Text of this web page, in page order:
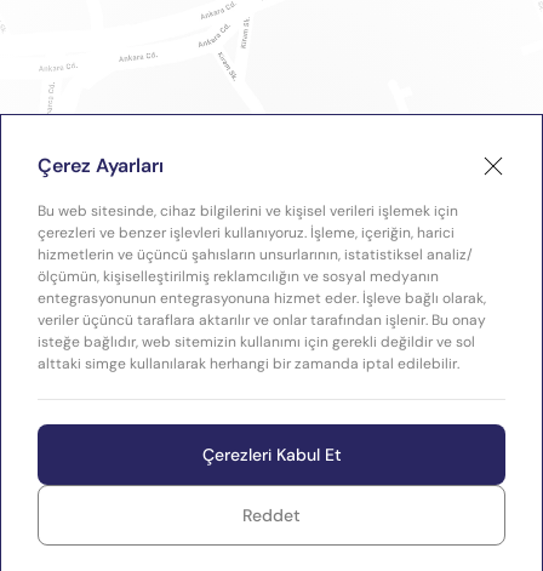
Copyright © 2026 Plastimak TASARIM
Çerez Ayarları
Bu web sitesinde, cihaz bilgilerini ve kişisel verileri işlemek için
çerezleri ve benzer işlevleri kullanıyoruz. İşleme, içeriğin, harici
hizmetlerin ve üçüncü şahısların unsurlarının, istatistiksel analiz/
ölçümün, kişiselleştirilmiş reklamcılığın ve sosyal medyanın
entegrasyonunun entegrasyonuna hizmet eder. İşleve bağlı olarak,
veriler üçüncü taraflara aktarılır ve onlar tarafından işlenir. Bu onay
isteğe bağlıdır, web sitemizin kullanımı için gerekli değildir ve sol
alttaki simge kullanılarak herhangi bir zamanda iptal edilebilir.
Çerezleri Kabul Et
Reddet